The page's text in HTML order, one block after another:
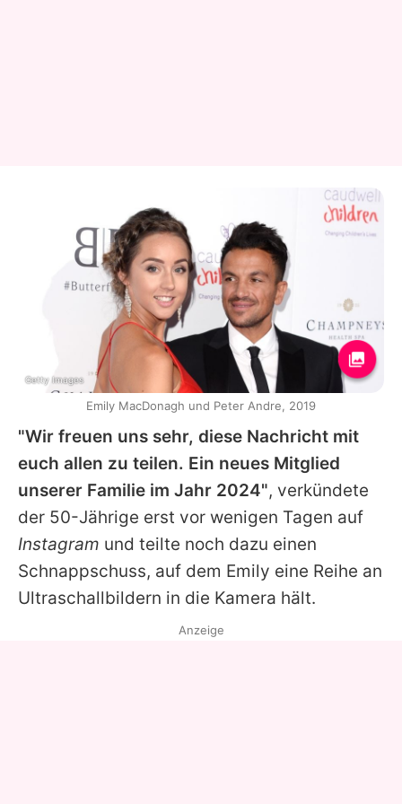
"Wir freuen uns sehr, diese Nachricht mit
euch allen zu teilen. Ein neues Mitglied
unserer Familie im Jahr 2024", verkündete
der 50-Jährige erst vor wenigen Tagen auf
Instagram und teilte noch dazu einen
Schnappschuss, auf dem Emily eine Reihe an
Ultraschallbildern in die Kamera hält.
Getty Images
Emily MacDonagh und Peter Andre, 2019
Anzeige